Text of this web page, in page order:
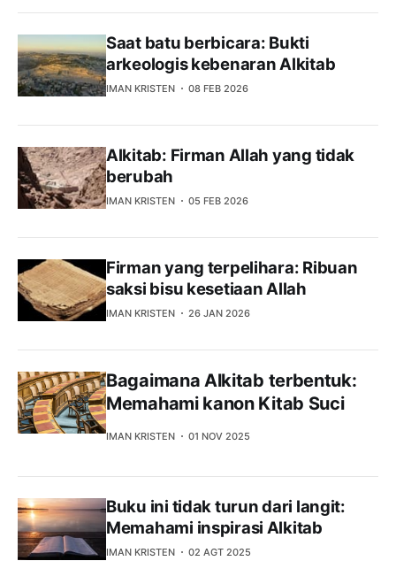
Saat batu berbicara: Bukti
arkeologis kebenaran Alkitab
IMAN KRISTEN 08 FEB 2026
Alkitab: Firman Allah yang tidak
berubah
IMAN KRISTEN 05 FEB 2026
Firman yang terpelihara: Ribuan
saksi bisu kesetiaan Allah
IMAN KRISTEN 26 JAN 2026
Bagaimana Alkitab terbentuk:
Memahami kanon Kitab Suci
IMAN KRISTEN 01 NOV 2025
Buku ini tidak turun dari langit:
Memahami inspirasi Alkitab
IMAN KRISTEN 02 AGT 2025